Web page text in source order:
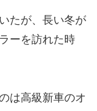
たが、長い冬が
ーを訪れた時
は高級新車のオ